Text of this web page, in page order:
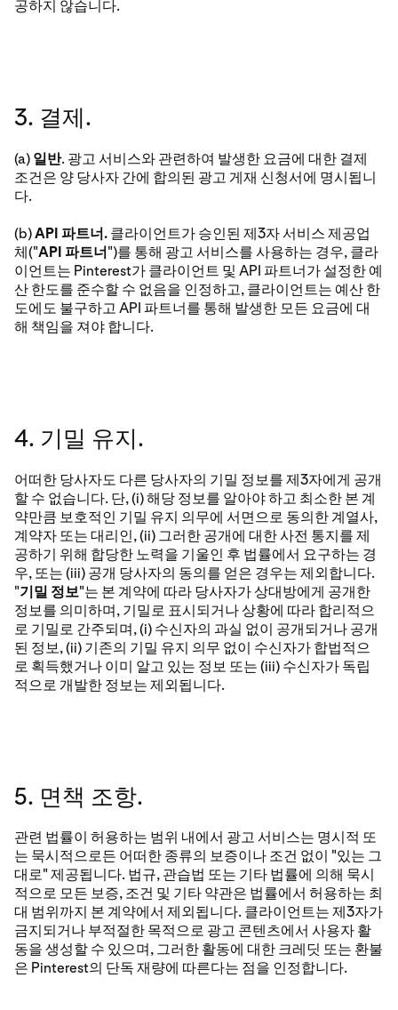
공하지 않습니다.
3. 결제.
(a) 일반. 광고 서비스와 관련하여 발생한 요금에 대한 결제
조건은 양 당사자 간에 합의된 광고 게재 신청서에 명시됩니
다.
(b)API 파트너. 클라이언트가 승인된 제3자 서비스 제공업
체("API 파트너")를 통해 광고 서비스를 사용하는 경우, 클라
이언트는 Pinterest가 클라이언트 및 API 파트너가 설정한 예
산 한도를 준수할 수 없음을 인정하고, 클라이언트는 예산 한
도에도 불구하고 API 파트너를 통해 발생한 모든 요금에 대
해 책임을 져야 합니다.
4. 기밀 유지.
어떠한 당사자도 다른 당사자의 기밀 정보를 제3자에게 공개
할 수 없습니다. 단, (i) 해당 정보를 알아야 하고 최소한 본 계
약만큼 보호적인 기밀 유지 의무에 서면으로 동의한 계열사,
계약자 또는 대리인, (ii) 그러한 공개에 대한 사전 통지를 제
공하기 위해 합당한 노력을 기울인 후 법률에서 요구하는 경
우, 또는 (iii) 공개 당사자의 동의를 얻은 경우는 제외합니다.
"기밀 정보"는 본 계약에 따라 당사자가 상대방에게 공개한
정보를 의미하며, 기밀로 표시되거나 상황에 따라 합리적으
로 기밀로 간주되며, (i) 수신자의 과실 없이 공개되거나 공개
된 정보, (ii) 기존의 기밀 유지 의무 없이 수신자가 합법적으
로 획득했거나 이미 알고 있는 정보 또는 (iii) 수신자가 독립
적으로 개발한 정보는 제외됩니다.
5. 면책 조항.
관련 법률이 허용하는 범위 내에서 광고 서비스는 명시적 또
는 묵시적으로든 어떠한 종류의 보증이나 조건 없이 "있는 그
대로" 제공됩니다. 법규, 관습법 또는 기타 법률에 의해 묵시
적으로 모든 보증, 조건 및 기타 약관은 법률에서 허용하는 최
대 범위까지 본 계약에서 제외됩니다. 클라이언트는 제3자가
금지되거나 부적절한 목적으로 광고 콘텐츠에서 사용자 활
동을 생성할 수 있으며, 그러한 활동에 대한 크레딧 또는 환불
은 Pinterest의 단독 재량에 따른다는 점을 인정합니다.